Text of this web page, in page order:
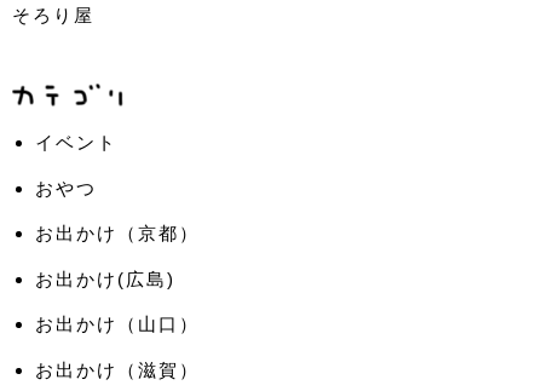
そろり屋
イベント
おやつ
お出かけ（京都）
お出かけ(広島)
お出かけ（山口）
お出かけ（滋賀）